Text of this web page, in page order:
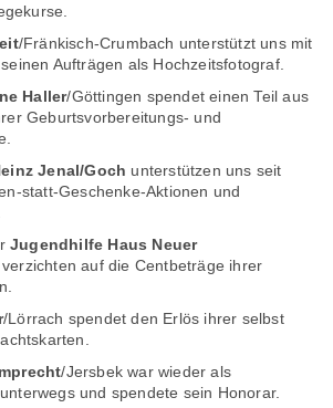
/Fränkisch-Crumbach unterstützt uns mit
Aufträgen als Hochzeitsfotograf.
Haller/Göttingen spendet einen Teil aus
Geburtsvorbereitungs- und
Jenal/Goch unterstützen uns seit
statt-Geschenke-Aktionen und
Jugendhilfe Haus Neuer
auf die Centbeträge ihrer
/Lörrach spendet den Erlös ihrer selbst
/Jersbek war wieder als
und spendete sein Honorar.